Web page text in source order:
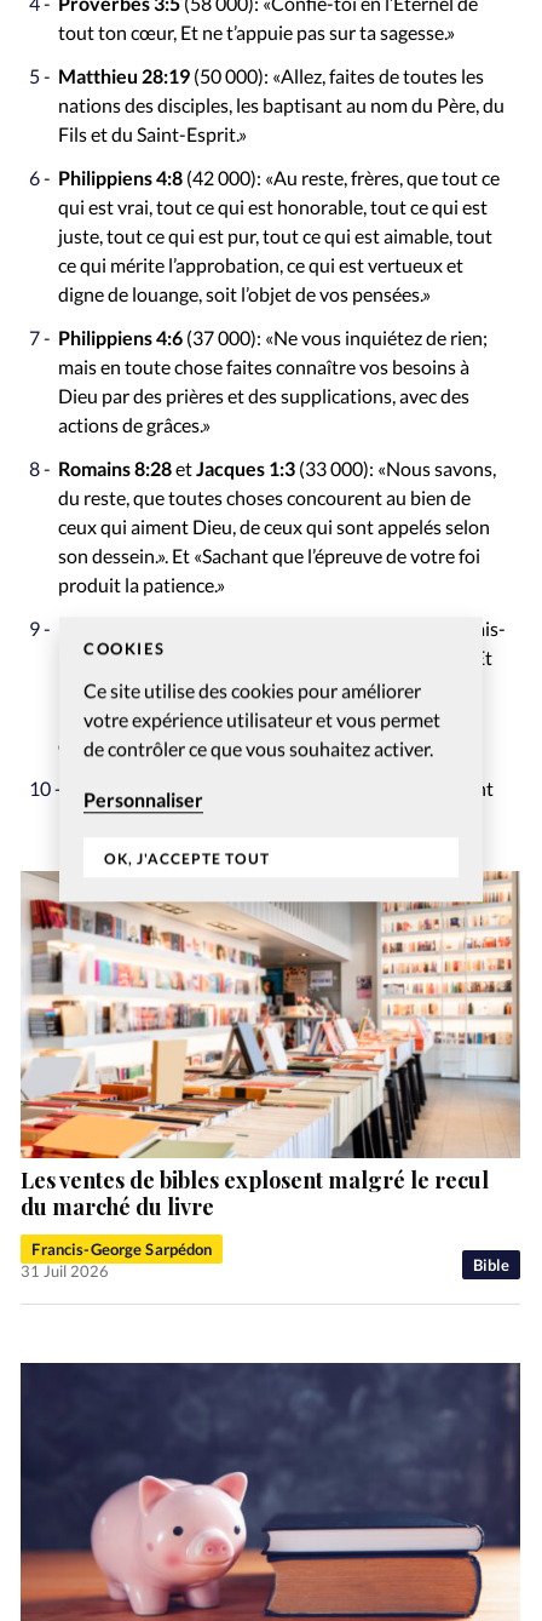
COOKIES
Ce site utilise des cookies pour améliorer
votre expérience utilisateur et vous permet
de contrôler ce que vous souhaitez activer.
Personnaliser
OK, J'ACCEPTE TOUT
tout ton cœur, Et ne t’appuie pas sur ta sagesse.»
Matthieu 28:19 (50 000): «Allez, faites de toutes les
nations des disciples, les baptisant au nom du Père, du
Fils et du Saint-Esprit.»
Philippiens 4:8 (42 000): «Au reste, frères, que tout ce
qui est vrai, tout ce qui est honorable, tout ce qui est
juste, tout ce qui est pur, tout ce qui est aimable, tout
ce qui mérite l’approbation, ce qui est vertueux et
digne de louange, soit l’objet de vos pensées.»
Philippiens 4:6 (37 000): «Ne vous inquiétez de rien;
mais en toute chose faites connaître vos besoins à
Dieu par des prières et des supplications, avec des
actions de grâces.»
Romains 8:28etJacques 1:3 (33 000): «Nous savons,
du reste, que toutes choses concourent au bien de
ceux qui aiment Dieu, de ceux qui sont appelés selon
son dessein.». Et «Sachant que l’épreuve de votre foi
produit la patience.»
(32 000): «Reconnais-
le dans toutes tes voies, Et il aplanira tes sentiers». Et
«Car c’est par la grâce que vous êtes sauvés, par le
moyen de la foi. Et cela ne vient pas de vous, c’est le
don de Dieu.»
Romains 3:23
(27 000): «Car tous ont péché et sont
privés de la gloire de Dieu».
Bible
Les ventes de bibles explosent malgré le recul
du marché du livre
Francis-George Sarpédon
31 Juil 2026